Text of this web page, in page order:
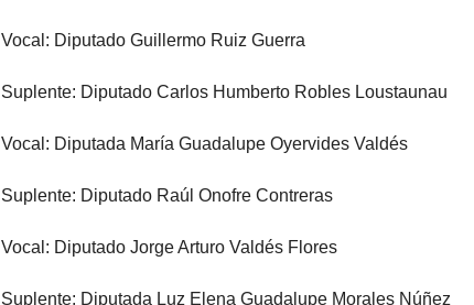
Vocal: Diputado Guillermo Ruiz Guerra
Suplente: Diputado Carlos Humberto Robles Loustaunau
Vocal: Diputada María Guadalupe Oyervides Valdés
Suplente: Diputado Raúl Onofre Contreras
Vocal: Diputado Jorge Arturo Valdés Flores
Suplente: Diputada Luz Elena Guadalupe Morales Núñez